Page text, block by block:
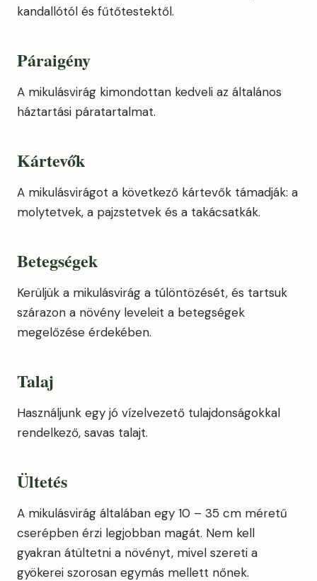
kandallótól és fűtőtestektől.
Páraigény
A mikulásvirág kimondottan kedveli az általános
háztartási páratartalmat.
Kártevők
A mikulásvirágot a következő kártevők támadják: a
molytetvek, a pajzstetvek és a takácsatkák.
Betegségek
Kerüljük a mikulásvirág a túlöntözését, és tartsuk
szárazon a növény leveleit a betegségek
megelőzése érdekében.
Talaj
Használjunk egy jó vízelvezető tulajdonságokkal
rendelkező, savas talajt.
Ültetés
A mikulásvirág általában egy 10 – 35 cm méretű
cserépben érzi legjobban magát. Nem kell
gyakran átültetni a növényt, mivel szereti a
gyökerei szorosan egymás mellett nőnek.